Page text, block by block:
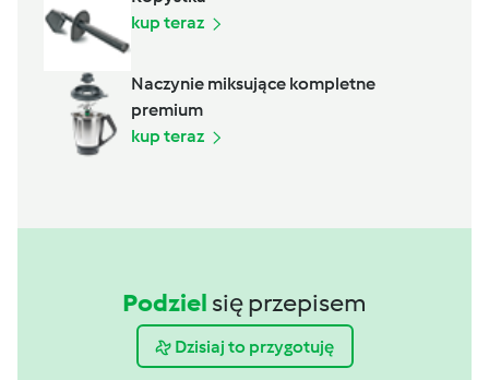
kup teraz
Naczynie miksujące kompletne
premium
kup teraz
Podziel się przepisem
Dzisiaj to przygotuję